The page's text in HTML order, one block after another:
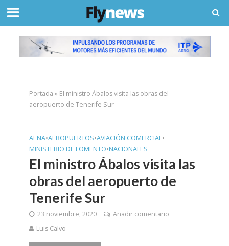
Portada » El ministro Ábalos visita las obras del
aeropuerto de Tenerife Sur
AENA•AEROPUERTOS•AVIACIÓN COMERCIAL•
MINISTERIO DE FOMENTO•NACIONALES
El ministro Ábalos visita las
obras del aeropuerto de
Tenerife Sur
23 noviembre, 2020
Añadir comentario
Luis Calvo